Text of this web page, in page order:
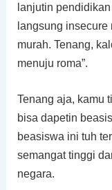
lanjutin
langsung
murah. Tenang,
menuju roma”.
Tenang aja, kamu
bisa dapetin
beasiswa ini tuh
semangat tinggi
negara.